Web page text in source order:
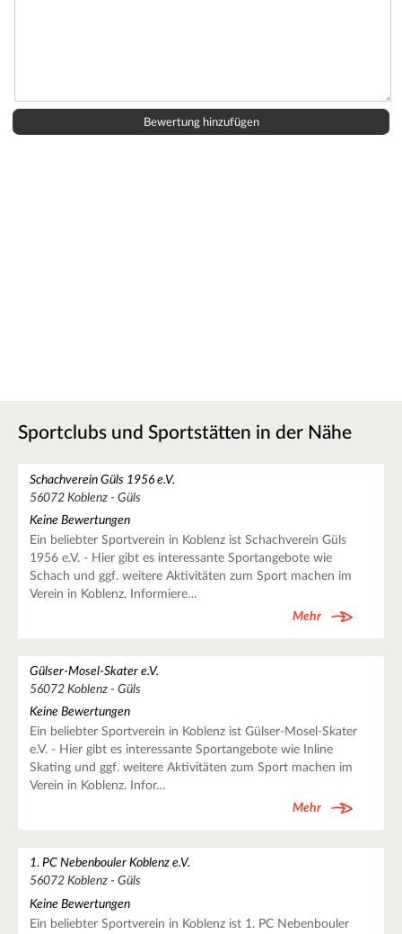
Sportclubs und Sportstätten in der Nähe
Schachverein Güls 1956 e.V.
56072 Koblenz - Güls
Keine Bewertungen
Ein beliebter Sportverein in Koblenz ist Schachverein Güls
1956 e.V. - Hier gibt es interessante Sportangebote wie
Schach und ggf. weitere Aktivitäten zum Sport machen im
Verein in Koblenz. Informiere…
Mehr
Gülser-Mosel-Skater e.V.
56072 Koblenz - Güls
Keine Bewertungen
Ein beliebter Sportverein in Koblenz ist Gülser-Mosel-Skater
e.V. - Hier gibt es interessante Sportangebote wie Inline
Skating und ggf. weitere Aktivitäten zum Sport machen im
Verein in Koblenz. Infor…
Mehr
1. PC Nebenbouler Koblenz e.V.
56072 Koblenz - Güls
Keine Bewertungen
Ein beliebter Sportverein in Koblenz ist 1. PC Nebenbouler